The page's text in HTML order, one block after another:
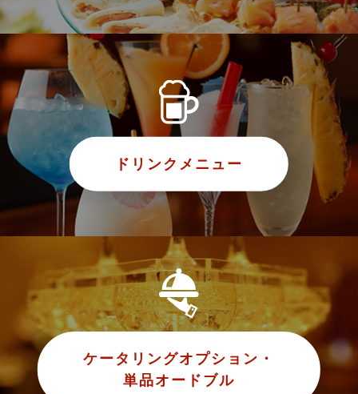
ドリンクメニュー
ケータリングオプション・
単品オードブル